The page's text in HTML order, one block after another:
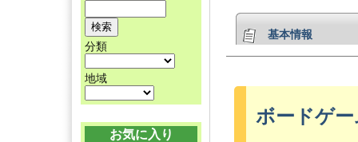
分類
地域
お気に入り
基本情報
ボードゲ